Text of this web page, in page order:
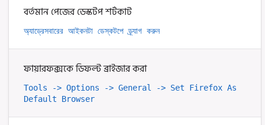
বর্তমান পেজের ডেস্কটপ শর্টকাট
অ্যাড্রেসবারের আইকনটা ডেস্কটপে ড্র্যাগ করুন
ফায়ারফক্সকে ডিফল্ট ব্রাইজার করা
Tools -> Options -> General -> Set Firefox As
Default Browser